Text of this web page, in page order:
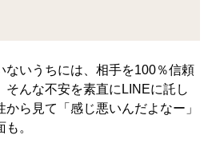
ないうちには、相手を100％信頼
そんな不安を素直にLINEに託し
ら見て「感じ悪いんだよなー」
。